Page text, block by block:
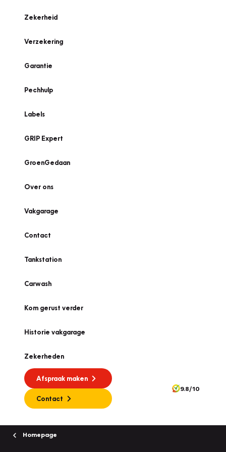
Zekerheid
Verzekering
Garantie
Pechhulp
Labels
GRIP Expert
GroenGedaan
Over ons
Vakgarage
Contact
Tankstation
Carwash
Kom gerust verder
Historie vakgarage
Zekerheden
Afspraak maken
Contact
9.8/10
Homepage